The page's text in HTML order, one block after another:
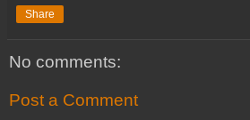
Share
No comments:
Post a Comment